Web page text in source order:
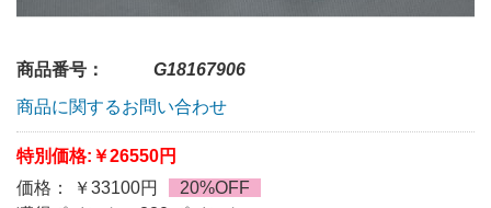
商品番号：
G18167906
商品に関するお問い合わせ
特別価格: ￥26550円
価格： ￥33100円
20%OFF